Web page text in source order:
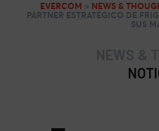
EVERCOM > NEWS &
PARTNER ESTRATÉGICO DE
SUS